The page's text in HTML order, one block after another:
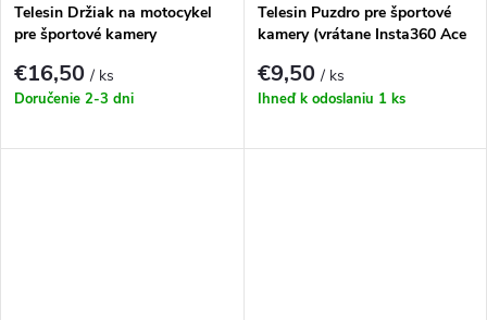
Telesin Držiak na motocykel
pre športové kamery
€16,50/ ks
Doručenie 2-3 dni
Telesin Puzdro pre športové
kamery (vrátane Insta360 Ace
13)
€9,50/ ks
Ihneď k odoslaniu 1 ks